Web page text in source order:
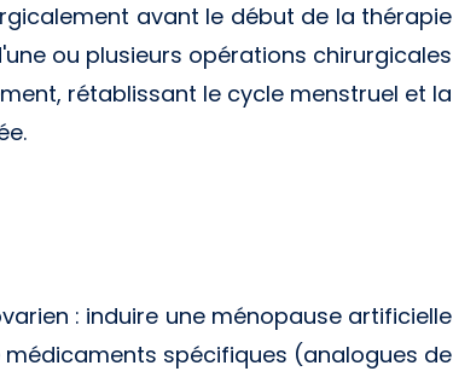
avant le début de la thérapie
ou plusieurs opérations chirurgicales
rétablissant le cycle menstruel et la
: induire une ménopause artificielle
spécifiques (analogues de